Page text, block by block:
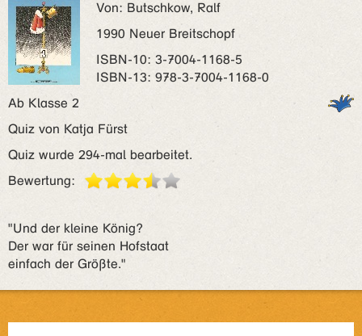
Von: Butschkow, Ralf
1990 Neuer Breitschopf
ISBN‑10: 3-7004-1168-5
ISBN‑13: 978-3-7004-1168-0
Ab Klasse 2
Quiz von Katja Fürst
Quiz wurde 294-mal bearbeitet.
Bewertung:
"Und der kleine König?
Der war für seinen Hofstaat
einfach der Größte."